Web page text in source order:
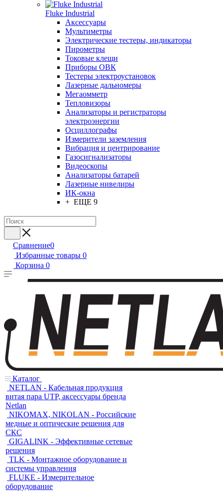
Fluke Industrial
Аксессуары
Мультиметры
Электрические тестеры, индикаторы
Пирометры
Токовые клещи
Приборы ОВК
Тестеры электроустановок
Лазерные дальномеры
Мегаомметр
Тепловизоры
Анализаторы и регистраторы
электроэнергии
Осциллографы
Измерители заземления
Вибрация и центрирование
Газосигнализаторы
Видеоскопы
Анализаторы батарей
Лазерные нивелиры
ИК-окна
+ ЕЩЕ 9
Сравнение0
Избранные товары 0
Корзина 0
Каталог
NETLAN - Кабельная продукция
витая пара UTP, аксессуары бренда
Netlan
NIKOMAX, NIKOLAN - Российские
медные и оптические решения для
СКС
GIGALINK - Эффективные сетевые
решения
TLK - Монтажное оборудование и
системы управления
FLUKE - Измерительное
оборудование